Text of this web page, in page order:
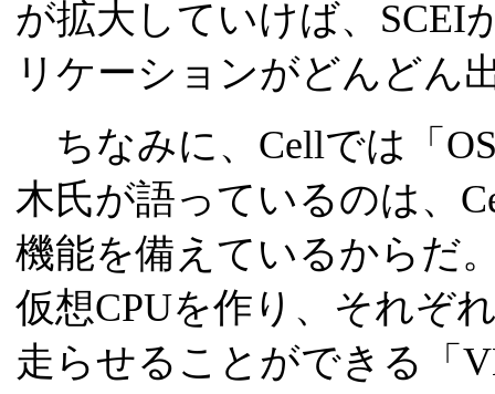
が拡大していけば、SCEI
リケーションがどんどん
ちなみに、Cellでは「
木氏が語っているのは、
機能を備えているからだ
仮想CPUを作り、それぞ
走らせることができる「